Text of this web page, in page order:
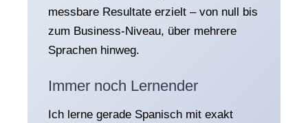
messbare Resultate erzielt – von null bis
zum Business-Niveau, über mehrere
Sprachen hinweg.
Immer noch Lernender
Ich lerne gerade Spanisch mit exakt